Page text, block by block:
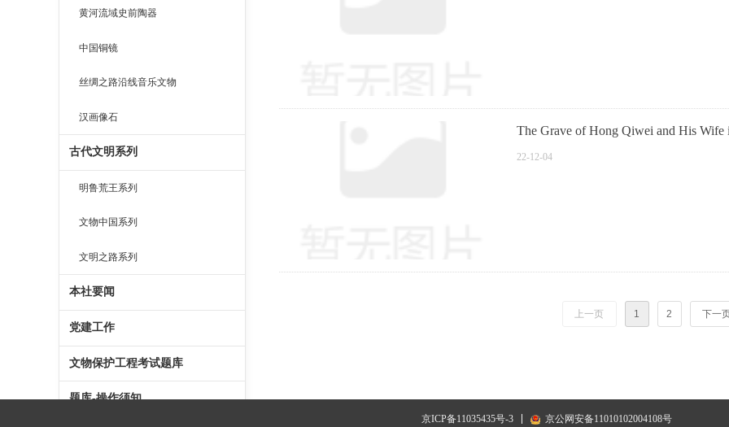
The Grave of Hong Qiwei and His
22-12-04
上一页 1 2 下一
黄河流域史前陶器
中国铜镜
丝绸之路沿线音乐文物
汉画像石
古代文明系列
明鲁荒王系列
文物中国系列
文明之路系列
本社要闻
党建工作
文物保护工程考试题库
题库-操作须知
京ICP备11035435号-3 京公网安备11010102004108号